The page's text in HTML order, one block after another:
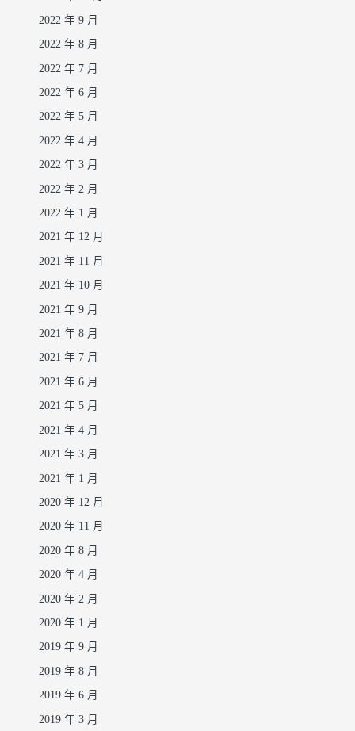
2022 年 9 月
2022 年 8 月
2022 年 7 月
2022 年 6 月
2022 年 5 月
2022 年 4 月
2022 年 3 月
2022 年 2 月
2022 年 1 月
2021 年 12 月
2021 年 11 月
2021 年 10 月
2021 年 9 月
2021 年 8 月
2021 年 7 月
2021 年 6 月
2021 年 5 月
2021 年 4 月
2021 年 3 月
2021 年 1 月
2020 年 12 月
2020 年 11 月
2020 年 8 月
2020 年 4 月
2020 年 2 月
2020 年 1 月
2019 年 9 月
2019 年 8 月
2019 年 6 月
2019 年 3 月